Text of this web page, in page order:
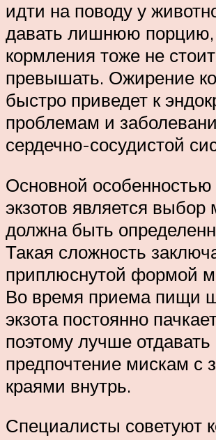
идти на поводу у
давать лишнюю
кормления тоже не стоит
превышать. Ожирение
быстро приведет к
проблемам и
сердечно-сосудистой
Основной
экзотов является выбор
должна быть
Такая сложность
приплюснутой формой
Во время приема пищи
экзота постоянно
поэтому лучше отдавать
предпочтение мискам с
краями внутрь.
Специалисты советуют